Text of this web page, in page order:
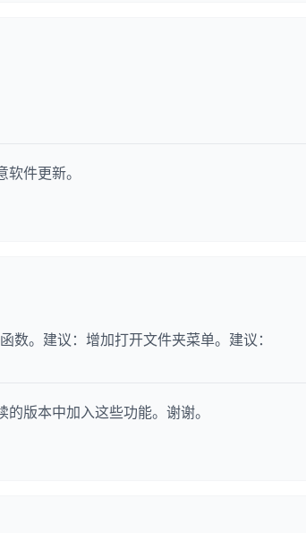
件更新。
。建议：增加打开文件夹菜单。建议：
版本中加入这些功能。谢谢。